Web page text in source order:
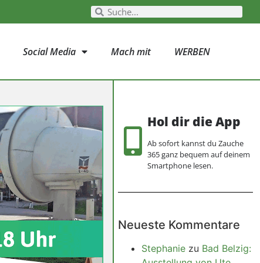
Social Media Mach mit WERBEN
Hol dir die App
Ab sofort kannst du Zauche
365 ganz bequem auf deinem
Smartphone lesen.
Neueste Kommentare
Stephanie zu Bad Belzig: